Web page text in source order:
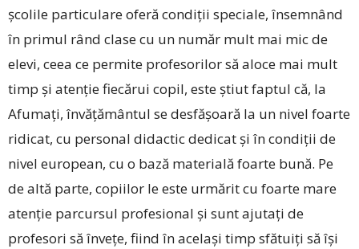
școlile particulare oferă condiții speciale, însemnând
în primul rând clase cu un număr mult mai mic de
elevi, ceea ce permite profesorilor să aloce mai mult
timp și atenție fiecărui copil, este știut faptul că, la
Afumați, învățământul se desfășoară la un nivel foarte
ridicat, cu personal didactic dedicat și în condiții de
nivel european, cu o bază materială foarte bună. Pe
de altă parte, copiilor le este urmărit cu foarte mare
atenție parcursul profesional și sunt ajutați de
profesori să învețe, fiind în același timp sfătuiți să își